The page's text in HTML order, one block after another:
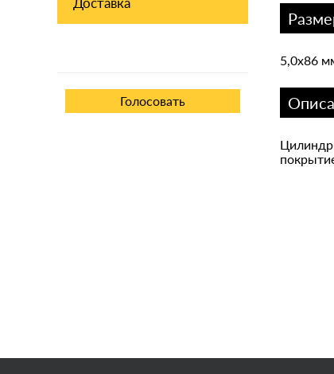
5,0х86